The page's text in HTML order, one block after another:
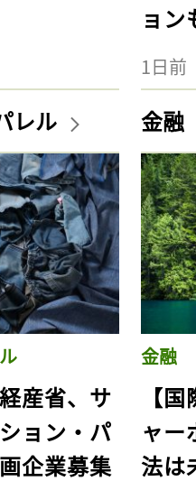
ョン
1日前
レル
産省、サ
ョン・パ
企業募集
金融
金融
【
ャー
法は